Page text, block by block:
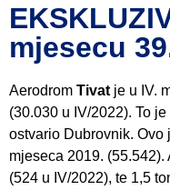
mjesecu
Aerodrom Tivat je u IV.
(30.030 u IV/2022). To
ostvario Dubrovnik. Ovo
mjeseca 2019.
(524 u IV/2022), te 1,5